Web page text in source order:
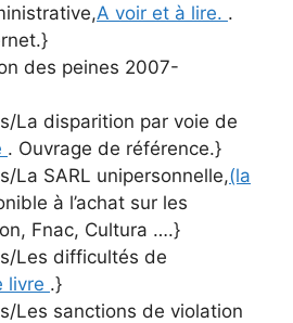
A voir et à lire. .
des peines 2007-
La disparition par voie de
. Ouvrage de référence.}
La SARL unipersonnelle,(la
à l’achat sur les
Fnac, Cultura ….}
Les difficultés de
livre .}
Les sanctions de violation